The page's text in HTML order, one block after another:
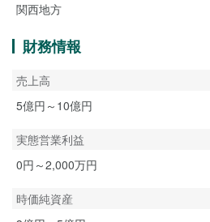
関西地方
財務情報
売上高
5億円～10億円
実態営業利益
0円～2,000万円
時価純資産